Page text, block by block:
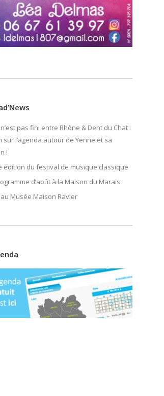
n’est pas fini entre Rhône & Dent du Chat :
sur l’agenda autour de Yenne et sa
!
édition du festival de musique classique
d’août à la Maison du Marais
au Musée Maison Ravier